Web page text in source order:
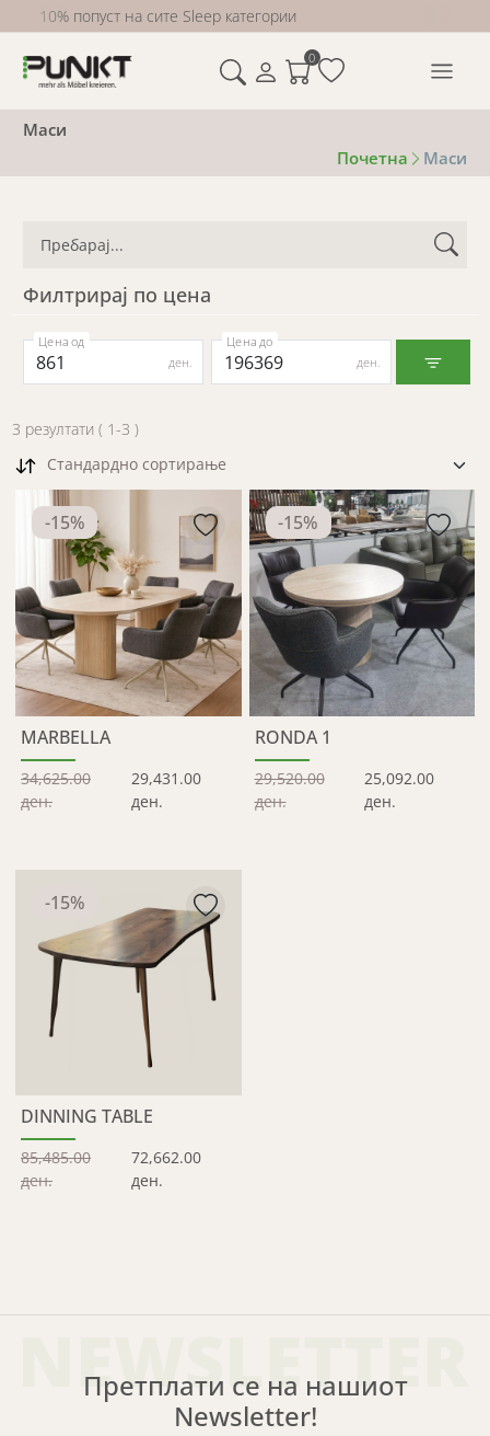
10% попуст на сите Sleep категории
0
Маси
Почетна
Маси
Филтрирај по цена
ден.
Цена од
ден.
Цена до
3 резултати ( 1-3 )
Стандардно сортирање
-15%
MARBELLA
34,625.00
ден.
29,431.00
ден.
-15%
RONDA 1
29,520.00
ден.
25,092.00
ден.
-15%
DINNING TABLE
85,485.00
ден.
72,662.00
ден.
NEWSLETTER
Претплати се на нашиот
Newsletter!